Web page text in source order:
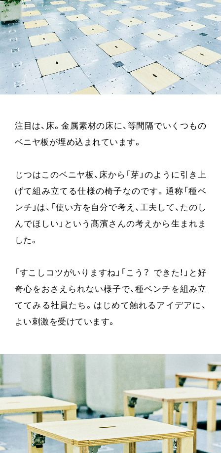
注目は、床。金属素材の床に、等間隔でいくつもの
ベニヤ板が埋め込まれています。
じつはこのベニヤ板、床から「芽」のように引き上
げて組み立てる仕様の椅子なのです。通称「種ベ
ンチ」は、「使い方を自分で考え、工夫して、たのし
んでほしい」という髙濱さんの考えから生まれま
した。
「すこしコツがいりますね」「こう？ できた！」と好
奇心をおさえられない様子で、種ベンチを組み立
ててみる社員たち。はじめて触れるアイデアに、
よい刺激を受けています。